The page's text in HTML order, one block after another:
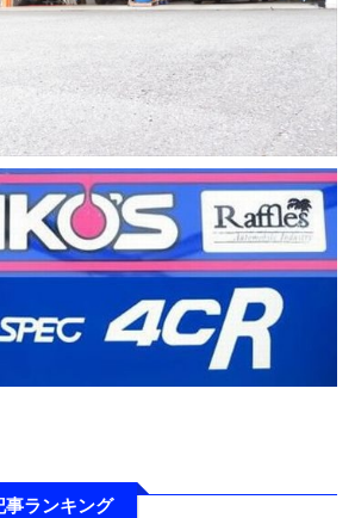
ランキング